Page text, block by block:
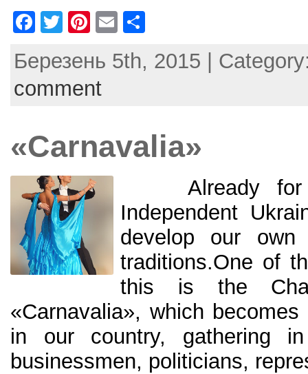
F
c
e
o
o
k
T
itt
er
Pi
er
e
E
ai ar
Березень 5th, 2015 |
comment
«Carnavalia»
Already for
Independent
develop our
traditions.One of
this is the
«Carnavalia», which
in our country, gathering
businessmen, politicians,